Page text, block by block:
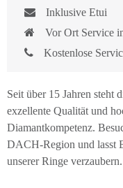
Inklusive Etui
Vor Ort Service
Kostenlose
Seit über 15 Jahren
exzellente Qualität und
Diamantkompetenz.
DACH-Region und lasst
unserer Ringe verzaubern.